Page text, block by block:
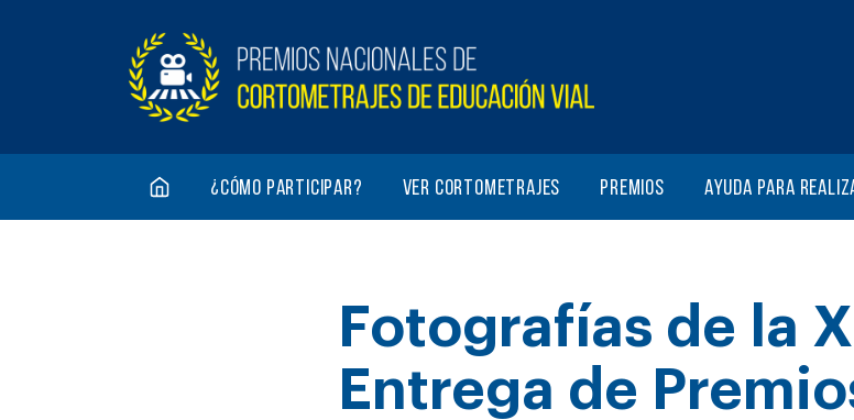
¿Cómo participar? Ver cortometrajes Premios Ayuda para
Fotografías de la
Entrega de